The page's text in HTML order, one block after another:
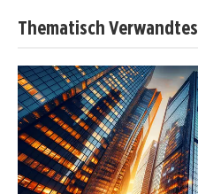
Thematisch Verwandtes